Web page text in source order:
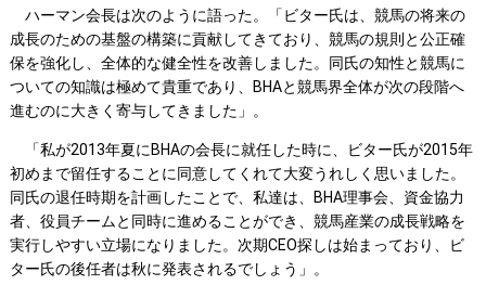
ハーマン会長は次のように語った。「ビター氏は、競馬の将来の
成長のための基盤の構築に貢献してきており、競馬の規則と公正確
保を強化し、全体的な健全性を改善しました。同氏の知性と競馬に
ついての知識は極めて貴重であり、BHAと競馬界全体が次の段階へ
進むのに大きく寄与してきました」。
「私が2013年夏にBHAの会長に就任した時に、ビター氏が2015年
初めまで留任することに同意してくれて大変うれしく思いました。
同氏の退任時期を計画したことで、私達は、BHA理事会、資金協力
者、役員チームと同時に進めることができ、競馬産業の成長戦略を
実行しやすい立場になりました。次期CEO探しは始まっており、ビ
ター氏の後任者は秋に発表されるでしょう」。